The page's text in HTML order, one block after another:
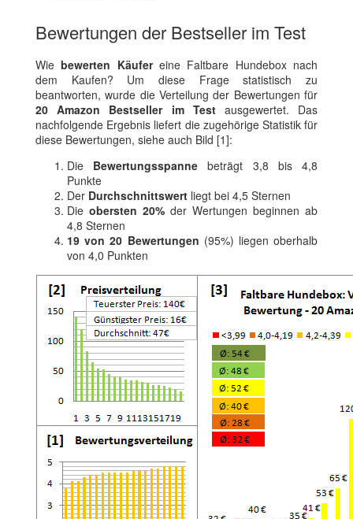
Bewertungen der Bestseller im Test
Wiebewerten Käufereine Faltbare Hundebox nach
dem Kaufen? Um diese Frage statistisch zu
beantworten, wurde die Verteilung der Bewertungen für
20 Amazon Bestseller im Testausgewertet. Das
nachfolgende Ergebnis liefert die zugehörige Statistik für
diese Bewertungen, siehe auch Bild [1]:
Die Bewertungsspanne beträgt 3,8 bis 4,8
Punkte
Der Durchschnittswert liegt bei 4,5 Sternen
Die obersten 20% der Wertungen beginnen ab
4,8 Sternen
19 von 20 Bewertungen (95%) liegen oberhalb
von 4,0 Punkten